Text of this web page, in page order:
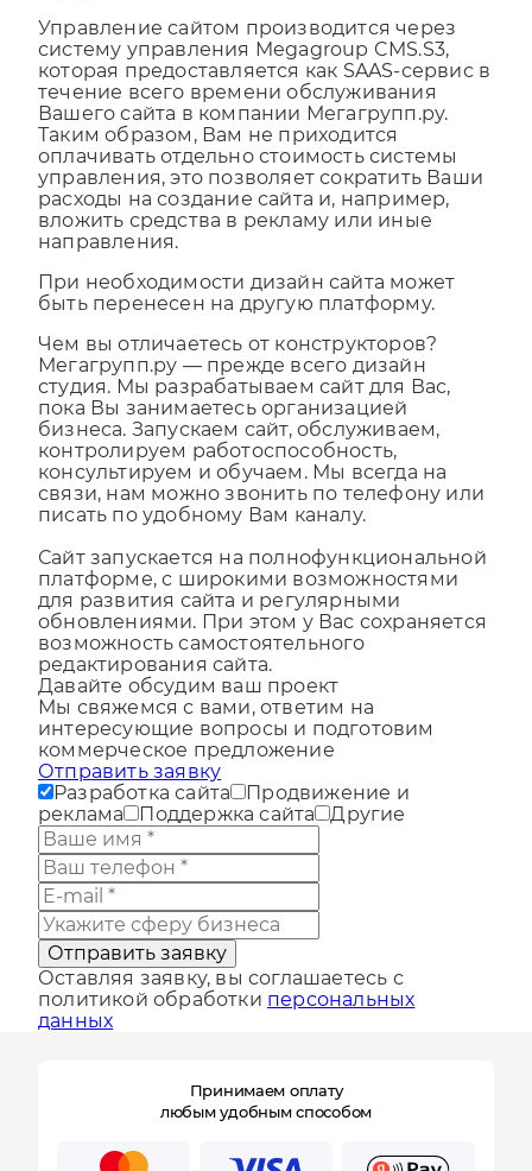
Управление сайтом производится через
систему управления Megagroup CMS.S3,
которая предоставляется как SAAS-сервис в
течение всего времени обслуживания
Вашего сайта в компании Мегагрупп.ру.
Таким образом, Вам не приходится
оплачивать отдельно стоимость системы
управления, это позволяет сократить Ваши
расходы на создание сайта и, например,
вложить средства в рекламу или иные
При необходимости дизайн сайта может
Чем вы отличаетесь от конструкторов?
Мегагрупп.ру — прежде всего дизайн
студия. Мы разрабатываем сайт для Вас,
пока Вы занимаетесь организацией
бизнеса. Запускаем сайт, обслуживаем,
контролируем работоспособность,
консультируем и обучаем. Мы всегда на
связи, нам можно звонить по телефону или
Сайт запускается на полнофункциональной
платформе, с широкими возможностями
для развития сайта и регулярными
обновлениями. При этом у Вас сохраняется
возможность самостоятельного
редактирования сайта.
Давайте обсудим ваш проект
Мы свяжемся с вами, ответим на
интересующие вопросы и подготовим
коммерческое предложение
Отправить заявку
Разработка сайта
Продвижение и
реклама
Поддержка сайта
Отправить заявку
Оставляя заявку, вы соглашаетесь с
политикой обработки
Принимаем оплату